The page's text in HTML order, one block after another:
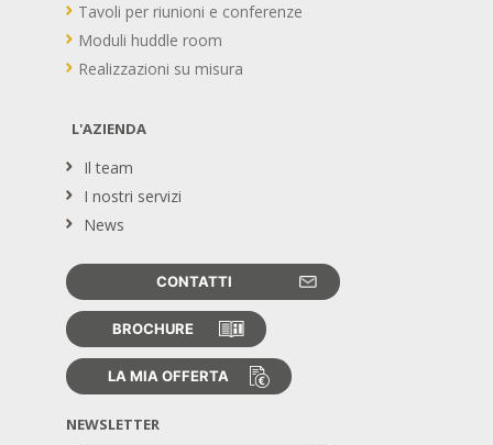
Tavoli per riunioni e conferenze
Moduli huddle room
Realizzazioni su misura
NEWSLETTER
L'AZIENDA
Il team
I nostri servizi
News
CONTATTI
BROCHURE
LA MIA OFFERTA